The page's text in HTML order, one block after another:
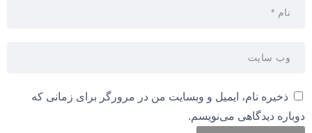
ذخیره نام، ایمیل و وبسایت من در مرورگر برای زمانی که
دوباره دیدگاهی می‌نویسم.